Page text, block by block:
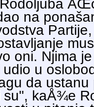
Rodoljuba
na
oni. Njima
u
da ustanu
su", kaÅ¾e